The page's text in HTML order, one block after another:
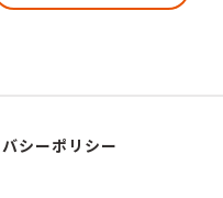
シーポリシー